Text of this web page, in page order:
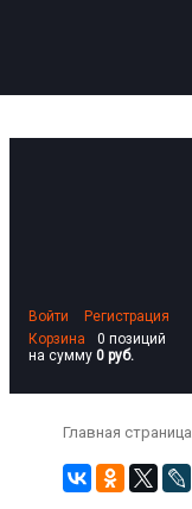
Войти
Регистрация
Корзина
0 позиций
на сумму 0 руб.
Главная страница